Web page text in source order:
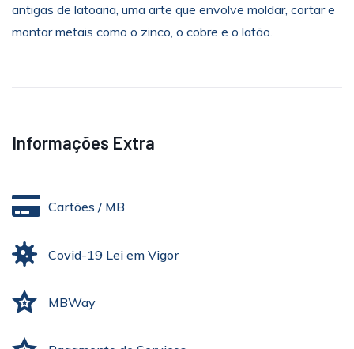
antigas de latoaria, uma arte que envolve moldar, cortar e
montar metais como o zinco, o cobre e o latão.
Informações Extra
Cartões / MB
Covid-19 Lei em Vigor
MBWay